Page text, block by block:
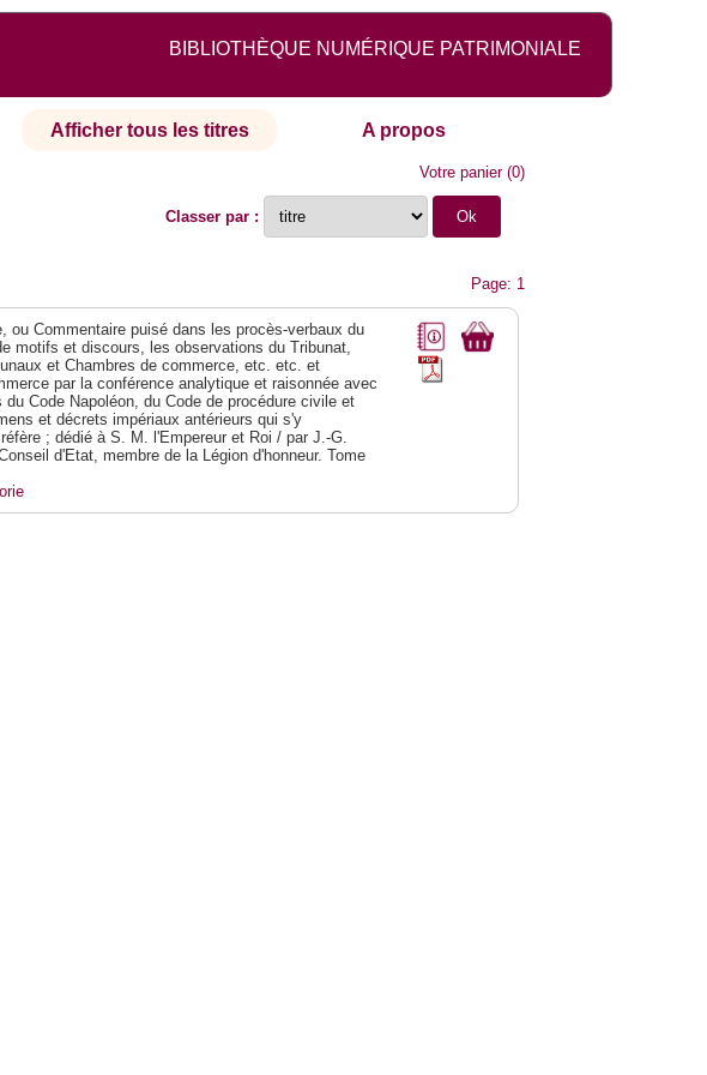
BIBLIOTHÈQUE NUMÉRIQUE PATRIMONIALE
Afficher tous les titres A propos
Votre panier(0)
Classer par :
Page: 1
ou Commentaire puisé dans les procès-verbaux du
motifs et discours, les observations du Tribunat,
et Chambres de commerce, etc. etc. et
par la conférence analytique et raisonnée avec
Code Napoléon, du Code de procédure civile et
et décrets impériaux antérieurs qui s'y
; dédié à S. M. l'Empereur et Roi / par J.-G.
d'Etat, membre de la Légion d'honneur. Tome